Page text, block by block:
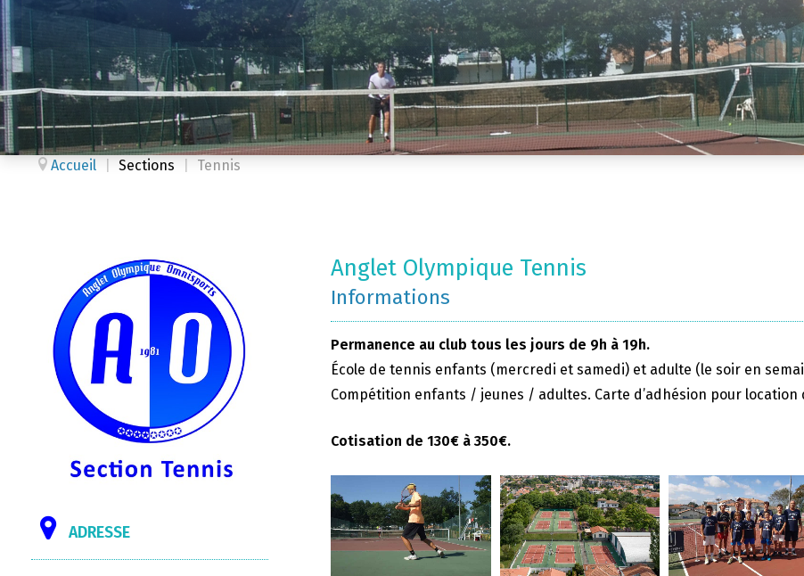
Accueil Sections Tennis
ADRESSE
Anglet Olympique Tennis
Informations
Permanence au club tous les jours de 9h à 19h.
École de tennis enfants (mercredi et samedi) et adulte (le soir en
Compétition enfants / jeunes / adultes. Carte d’adhésion pour
Cotisation de 130€ à 350€.